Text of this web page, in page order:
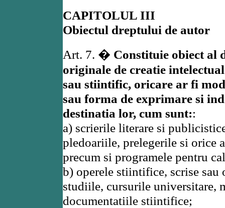
CAPITOLUL III
Obiectul dreptului de autor
Art. 7. � Constituie obiect al
originale de creatie
sau stiintific, oricare ar fi
sau forma de exprimare si
destinatia lor, cum sunt::
a) scrierile literare si
pledoariile, prelegerile si orice
precum si programele pentru
b) operele stiintifice, scrise
studiile, cursurile universitare,
documentatiile stiintifice;